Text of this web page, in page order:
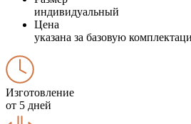
индивидуальный
Цена
указана за базовую
Изготовление
от 5 дней